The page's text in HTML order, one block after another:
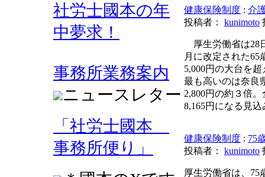
社労士國本の年
中夢求！
事務所業務案内
ニュースレター
「社労士國本
事務所便り」
健康保険制度 : 介
投稿者： kunimoto
厚生労働省は28
月に改定された65
5,000円の大台を
最も高いのは奈良
2,800円の約３倍
8,165円になる見
健康保険制度 : 75
投稿者： kunimoto
厚生労働省は、75